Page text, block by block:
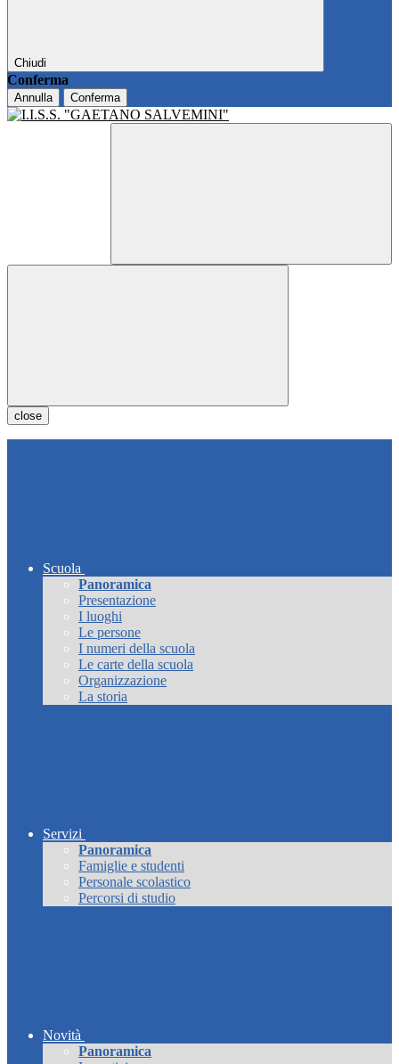
Chiudi
Conferma
Annulla Conferma
close
Scuola
Panoramica
Presentazione
I luoghi
Le persone
I numeri della scuola
Le carte della scuola
Organizzazione
La storia
Servizi
Panoramica
Famiglie e studenti
Personale scolastico
Percorsi di studio
Novità
Panoramica